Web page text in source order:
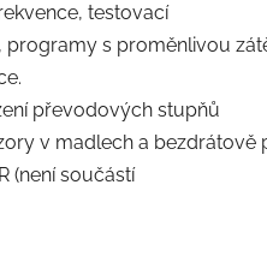
testovací
s proměnlivou
převodových stupňů
v madlech a bezdrátově
(není součástí